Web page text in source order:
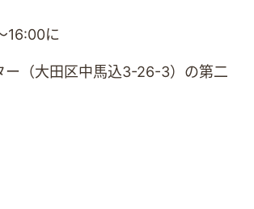
16:00に
ー（大田区中馬込3-26-3）の第二